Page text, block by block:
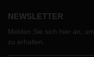
noch nicht geregelt.
NEWSLETTER
Melden Sie sich hier an,
zu erhalten.